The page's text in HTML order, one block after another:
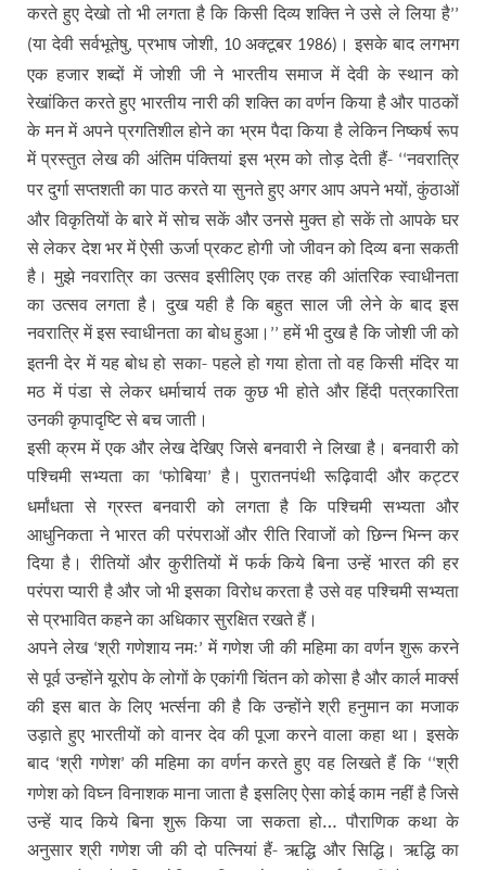
करते हुए देखो तो भी लगता है कि किसी दिव्य शक्ति ने उसे ले लिया है’’
(या देवी सर्वभूतेषु,प्रभाष जोशी, 10अक्टूबर 1986) । इसके बाद लगभग
एक हजार शब्दों में जोशी जी ने भारतीय समाज में देवी के स्थान को
रेखांकित करते हुए भारतीय नारी की शक्ति का वर्णन किया है और पाठकों
के मन में अपने प्रगतिशील होने का भ्रम पैदा किया है लेकिन निष्कर्ष रूप
में प्रस्तुत लेख की अंतिम पंक्तियां इस भ्रम को तोड़ देती हैं- ‘‘नवरात्रि
पर दुर्गा सप्तशती का पाठ करते या सुनते हुए अगर आप अपने भयों,कुंठाओं
और विकृतियों के बारे में सोच सकें और उनसे मुक्त हो सकें तो आपके घर
से लेकर देश भर में ऐसी ऊर्जा प्रकट होगी जो जीवन को दिव्य बना सकती
है। मुझे नवरात्रि का उत्सव इसीलिए एक तरह की आंतरिक स्वाधीनता
का उत्सव लगता है। दुख यही है कि बहुत साल जी लेने के बाद इस
नवरात्रि में इस स्वाधीनता का बोध हुआ। ’’हमें भी दुख है कि जोशी जी को
इतनी देर में यह बोध हो सका- पहले हो गया होता तो वह किसी मंदिर या
मठ में पंडा से लेकर धर्माचार्य तक कुछ भी होते और हिंदी पत्रकारिता
उनकी कृपादृष्टि से बच जाती।
इसी क्रम में एक और लेख देखिए जिसे बनवारी ने लिखा है। बनवारी को
पश्चिमी सभ्यता का ‘फोबिया’है। पुरातनपंथी रूढ़िवादी और कट्टर
धर्मांधता से ग्रस्त बनवारी को लगता है कि पश्चिमी सभ्यता और
आधुनिकता ने भारत की परंपराओं और रीति रिवाजों को छिन्न भिन्न कर
दिया है। रीतियों और कुरीतियों में फर्क किये बिना उन्हें भारत की हर
परंपरा प्यारी है और जो भी इसका विरोध करता है उसे वह पश्चिमी सभ्यता
से प्रभावित कहने का अधिकार सुरक्षित रखते हैं।
अपने लेख ‘श्री गणेशाय नमः’में गणेश जी की महिमा का वर्णन शुरू करने
से पूर्व उन्होंने यूरोप के लोगों के एकांगी चिंतन को कोसा है और कार्ल मार्क्स
की इस बात के लिए भर्त्सना की है कि उन्होंने श्री हनुमान का मजाक
उड़ाते हुए भारतीयों को वानर देव की पूजा करने वाला कहा था। इसके
बाद ‘श्री गणेश’की महिमा का वर्णन करते हुए वह लिखते हैं कि ‘‘श्री
गणेश को विघ्न विनाशक माना जाता है इसलिए ऐसा कोई काम नहीं है जिसे
उन्हें याद किये बिना शुरू किया जा सकता हो… पौराणिक कथा के
अनुसार श्री गणेश जी की दो पत्नियां हैं- ऋद्धि और सिद्धि। ऋद्धि का